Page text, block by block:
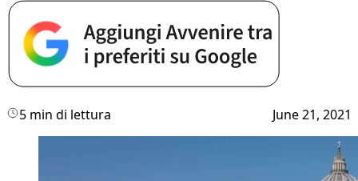
5 min di lettura June 21, 2021